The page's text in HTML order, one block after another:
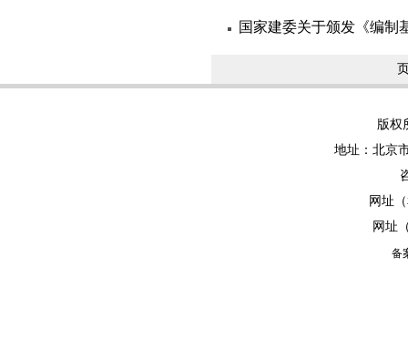
国家建委关于颁发《编制
版权
地址：北京
网址
网址
备